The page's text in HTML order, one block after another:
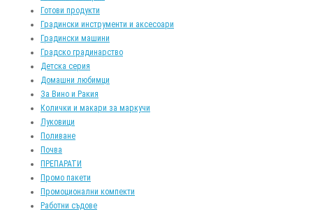
Готови продукти
Градински инструменти и аксесоари
Градински машини
Градско градинарство
Детска серия
Домашни любимци
За Вино и Ракия
Колички и макари за маркучи
Луковици
Поливане
Почва
ПРЕПАРАТИ
Промо пакети
Промоционални компекти
Работни съдове